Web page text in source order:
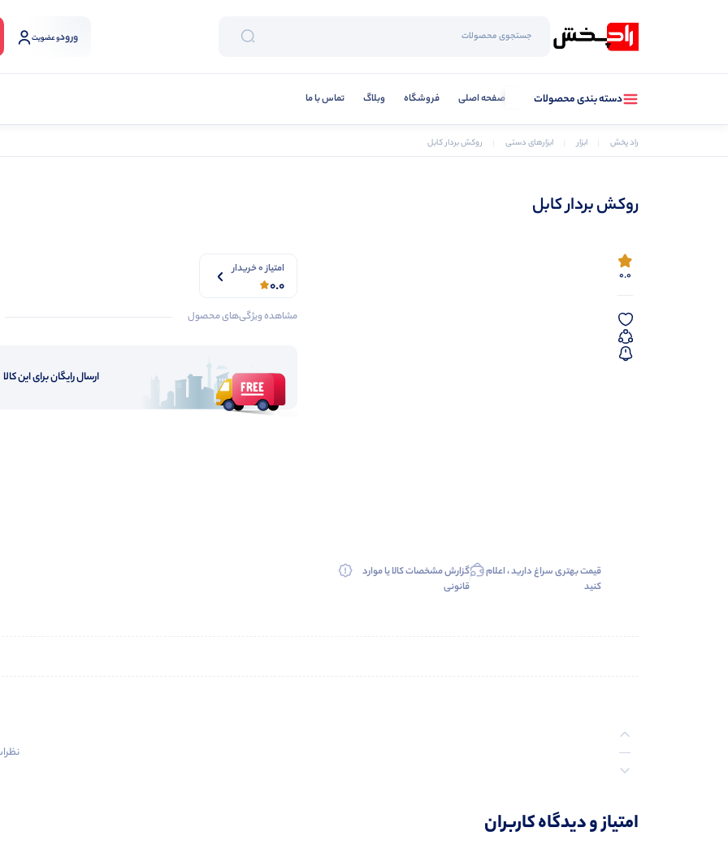
ورودو عضویت
دسته بندی محصولات صفحه اصلی فروشگاه وبلاگ تماس با ما
راد پخش ابزار ابزارهای دستی روکش بردار کابل
روکش بردار کابل
0.0
قیمت بهتری سراغ دارید ، اعلام
کنید
گزارش مشخصات کالا یا موارد
قانونی
امتیاز 0 خریدار
0.0
مشاهده ویژگی‌های محصول
ارسال رایگان برای این کالا
نظرات (0)
امتیاز و دیدگاه کاربران